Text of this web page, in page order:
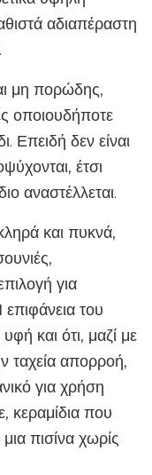
αδιαπέραστη
μη πορώδης,
οποιουδήποτε
Επειδή δεν είναι
έτσι
αναστέλλεται.
και πυκνά,
για
του
και ότι, μαζί με
ταχεία απορροή,
για χρήση
κεραμίδια που
πισίνα χωρίς